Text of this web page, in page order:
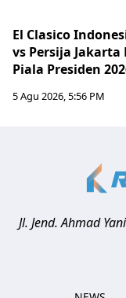
El Clasico
vs Persija
Piala Presiden
5 Agu 2026, 5:56 PM
Jl. Jend. Ahmad